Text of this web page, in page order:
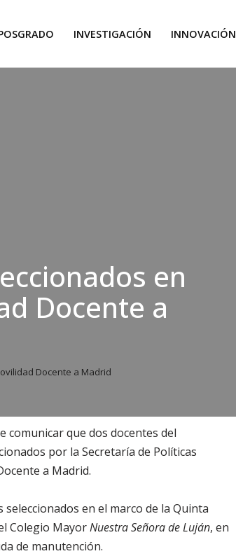
INVESTIGACIÓN INNOVACIÓN
en
Docente a
Docente a Madrid
comunicar que dos docentes del
por la Secretaría de Políticas
a Madrid.
en el marco de la Quinta
Colegio MayorNuestra Señora de Luján, en
de manutención.